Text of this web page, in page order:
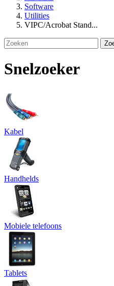
Software
Utilities
VIPC/Acrobat Stand...
Snelzoeker
Kabel
Handhelds
Mobiele telefoons
Tablets